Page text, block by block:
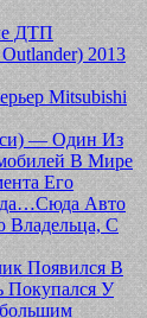
ДТП
2013
Mitsubishi
— Один Из
В Мире
Его
Авто
Владельца, С
Появился В
Покупался У